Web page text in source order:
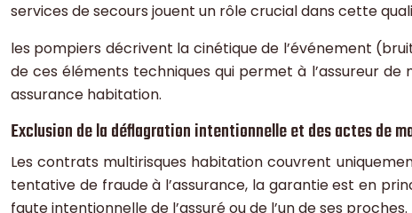
services de secours jouent un rôle crucial dans cette
les pompiers décrivent la cinétique de l’événement
de ces éléments techniques qui permet à l’assureur
assurance habitation.
Exclusion de la déflagration intentionnelle et des actes de
Les contrats multirisques habitation couvrent
tentative de fraude à l’assurance, la garantie est en
faute intentionnelle de l’assuré ou de l’un de ses proches.